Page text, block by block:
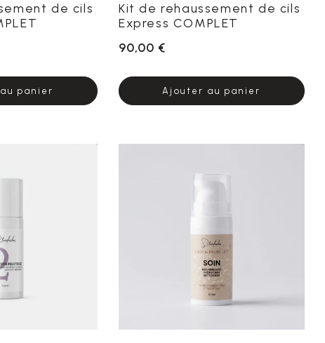
de cils
panier
Kit de rehaussement de cils
Express COMPLET
90,00 €
Ajouter au panier